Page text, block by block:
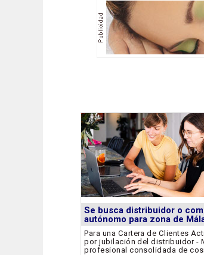
Se busca distribuidor o
autónomo para zona de
Para una Cartera de Clientes
por jubilación del distribuidor -
profesional consolidada de